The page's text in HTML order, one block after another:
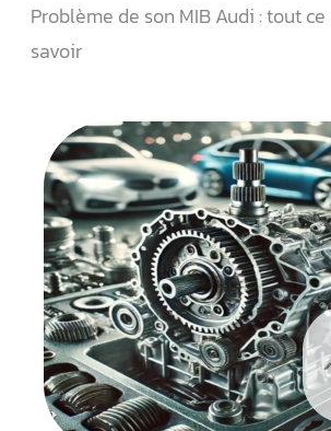
Problème de son MIB Audi : tout
savoir